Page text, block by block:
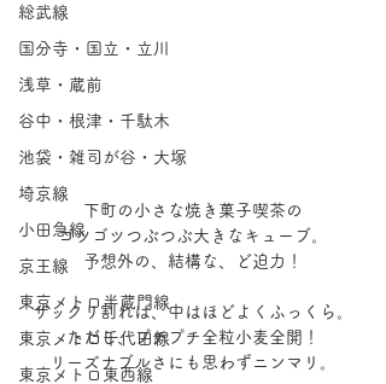
総武線
国分寺・国立・立川
浅草・蔵前
谷中・根津・千駄木
池袋・雑司が谷・大塚
埼京線
小田急線
京王線
東京メトロ半蔵門線
東京メトロ千代田線
東京メトロ東西線
下町の小さな焼き菓子喫茶の
ゴツゴツつぶつぶ大きなキューブ。
予想外の、結構な、ど迫力！
ザックリ割れば、中はほどよくふっくら。
ただし、プチプチ全粒小麦全開！
リーズナブルさにも思わずニンマリ。